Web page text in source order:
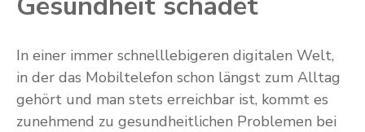
In einer immer schnelllebigeren digitalen Welt,
in der das Mobiltelefon schon längst zum Alltag
gehört und man stets erreichbar ist, kommt es
zunehmend zu gesundheitlichen Problemen bei